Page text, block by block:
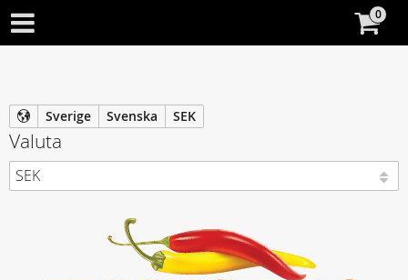
Sverige Svenska SEK
Valuta